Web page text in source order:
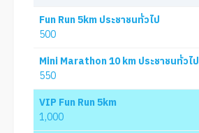
Fun Run 5km ประชาชนทั่วไป
500
Mini Marathon 10 km ประชาชนทั่วไป
550
VIP Fun Run 5km
1,000